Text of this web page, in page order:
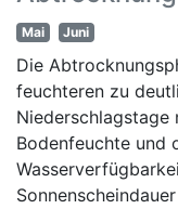
Mai Juni
Die
feuchteren zu
Niederschlagstage
Bodenfeuchte und